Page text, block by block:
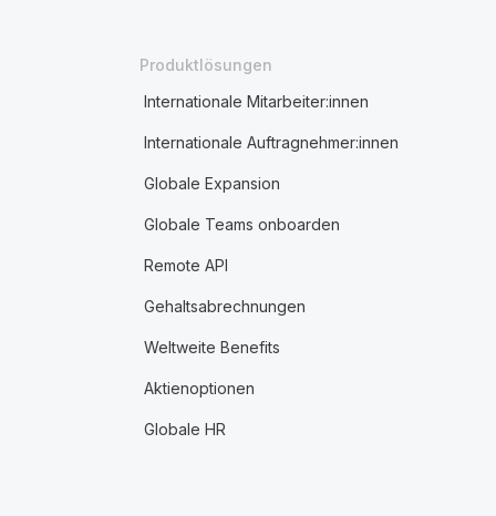
Produktlösungen
Internationale Mitarbeiter:innen
Internationale Auftragnehmer:innen
Globale Expansion
Globale Teams onboarden
Remote API
Gehaltsabrechnungen
Weltweite Benefits
Aktienoptionen
Globale HR